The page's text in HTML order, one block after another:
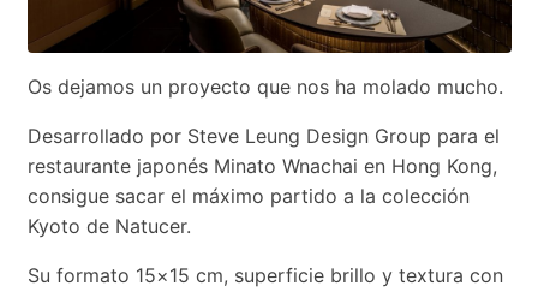
Os dejamos un proyecto que nos ha molado mucho.
Desarrollado por Steve Leung Design Group para el
restaurante japonés Minato Wnachai en Hong Kong,
consigue sacar el máximo partido a la colección
Kyoto de Natucer.
Su formato 15×15 cm, superficie brillo y textura con